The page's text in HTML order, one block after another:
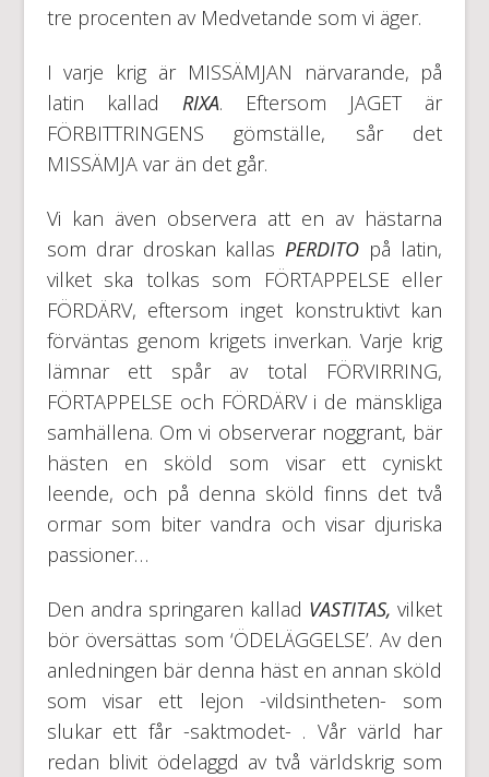
tre procenten av Medvetande som vi äger.
I varje krig är MISSÄMJAN närvarande, på
latin kallad RIXA. Eftersom JAGET är
FÖRBITTRINGENS gömställe, sår det
MISSÄMJA var än det går.
Vi kan även observera att en av hästarna
som drar droskan kallasPERDITO på latin,
vilket ska tolkas som FÖRTAPPELSE eller
FÖRDÄRV, eftersom inget konstruktivt kan
förväntas genom krigets inverkan. Varje krig
lämnar ett spår av total FÖRVIRRING,
FÖRTAPPELSE och FÖRDÄRV i de mänskliga
samhällena. Om vi observerar noggrant, bär
hästen en sköld som visar ett cyniskt
leende, och på denna sköld finns det två
ormar som biter vandra och visar djuriska
passioner…
Den andra springaren kallad VASTITAS, vilket
bör översättas som ‘ÖDELÄGGELSE’. Av den
anledningen bär denna häst en annan sköld
som visar ett lejon -vildsintheten- som
slukar ett får -saktmodet- . Vår värld har
redan blivit ödelaggd av två världskrig som